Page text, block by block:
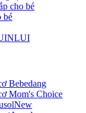
cho bé
bé
Bebedang
Mom's Choice
New